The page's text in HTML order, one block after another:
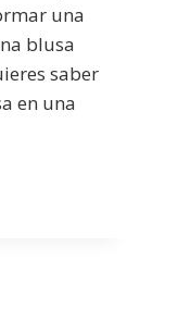
una
blusa
saber
en una